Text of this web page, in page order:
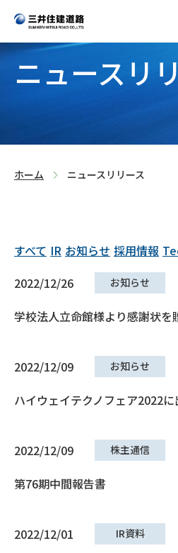
ニュースリ
ホーム ニュースリリース
すべて IR お知らせ 採用情報
2022/12/26
お知らせ
学校法人立命館様より感謝状を
2022/12/09 お知らせ
ハイウェイテクノフェア2022
2022/12/09 株主通信
第76期中間報告書
2022/12/01 IR資料